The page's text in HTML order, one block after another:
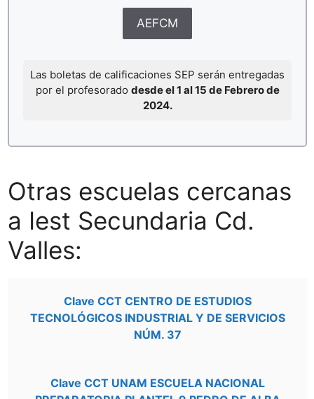
AEFCM
Las boletas de calificaciones SEP serán entregadas
por el profesorado desde el 1 al 15 de Febrero de
2024.
Otras escuelas cercanas
a Iest Secundaria Cd.
Valles:
Clave CCT CENTRO DE ESTUDIOS
TECNOLÓGICOS INDUSTRIAL Y DE SERVICIOS
NÚM. 37
Clave CCT UNAM ESCUELA NACIONAL